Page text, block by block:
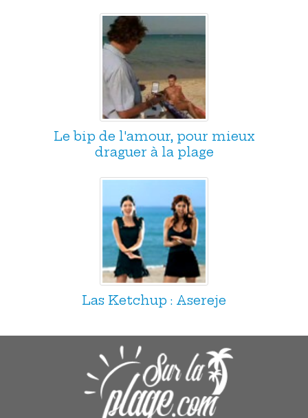
Le bip de l'amour, pour mieux
draguer à la plage
Las Ketchup : Asereje